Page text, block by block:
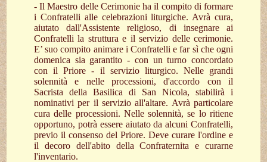
- Il Maestro delle Cerimonie ha il compito di formare
i Confratelli alle celebrazioni liturgiche. Avrà cura,
aiutato dall'Assistente religioso, di insegnare ai
Confratelli la struttura e il servizio delle cerimonie.
E’ suo compito animare i Confratelli e far sì che ogni
domenica sia garantito - con un turno concordato
con il Priore - il servizio liturgico. Nelle grandi
solennità e nelle processioni, d'accordo con il
Sacrista della Basilica di San Nicola, stabilirà i
nominativi per il servizio all'altare. Avrà particolare
cura delle processioni. Nelle solennità, se lo ritiene
opportuno, potrà essere aiutato da alcuni Confratelli,
previo il consenso del Priore. Deve curare l'ordine e
il decoro dell'abito della Confraternita e curarne
l'inventario.